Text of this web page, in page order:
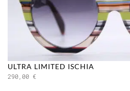
ULTRA LIMITED ISCHIA
290,00 €